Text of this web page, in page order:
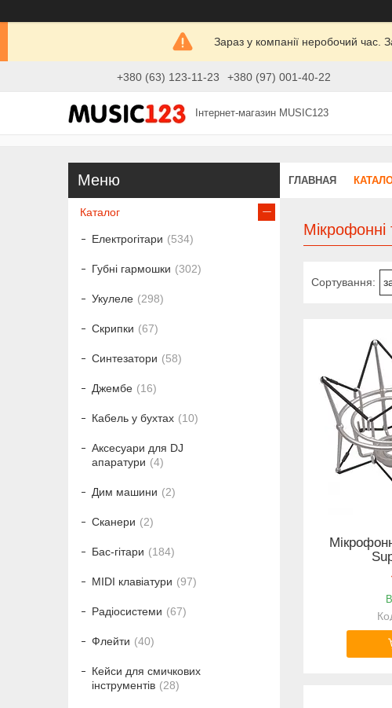
Зараз у компанії неробочий час.
+380 (63) 123-11-23 +380 (97) 001-40-22
Інтернет-магазин MUSIC123
ГЛАВНАЯ
Мікрофонні
Каталог
Електрогітари 534
Губні гармошки 302
Укулеле 298
Скрипки 67
Синтезатори 58
Джембе 16
Кабель у бухтах 10
Аксесуари для DJ
апаратури
4
Дим машини 2
Сканери 2
Бас-гітари 184
MIDI клавіатури 97
Радіосистеми 67
Флейти 40
Кейси для смичкових
інструментів
28